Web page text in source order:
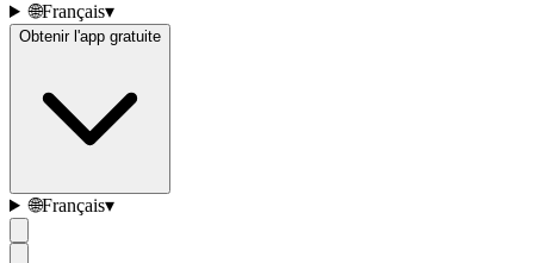
🌐Français▾
Obtenir l'app gratuite
🌐Français▾